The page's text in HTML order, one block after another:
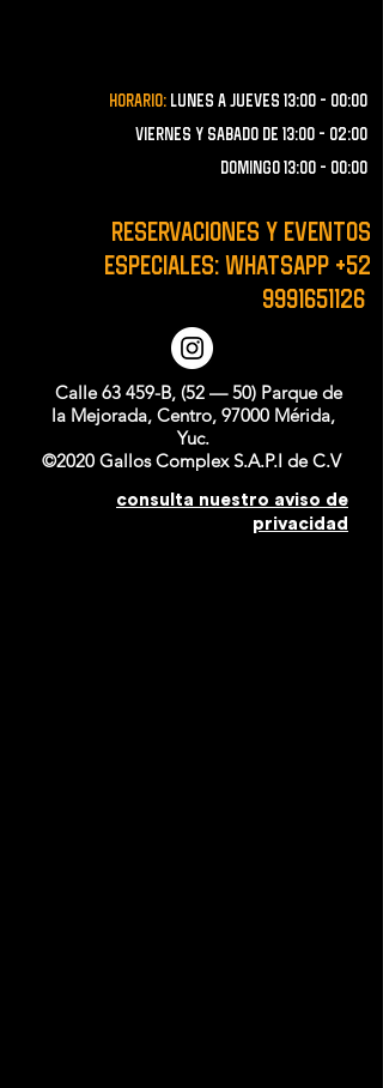
Horario: lunes a JUEVES 13:00 - 00:00
VIERNES Y SABADO de 13:00 - 02:00
domingo 13:00 - 00:00
RESERVACIONES y EVENTOS
ESPECIALES: WHATSAPP +52
9991651126
Calle 63 459-B, (52 — 50) Parque de
la Mejorada, Centro, 97000 Mérida,
Yuc.
©2020 Gallos Complex S.A.P.I de C.V
consulta nuestro aviso de
privacidad